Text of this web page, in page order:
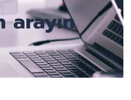
arayın